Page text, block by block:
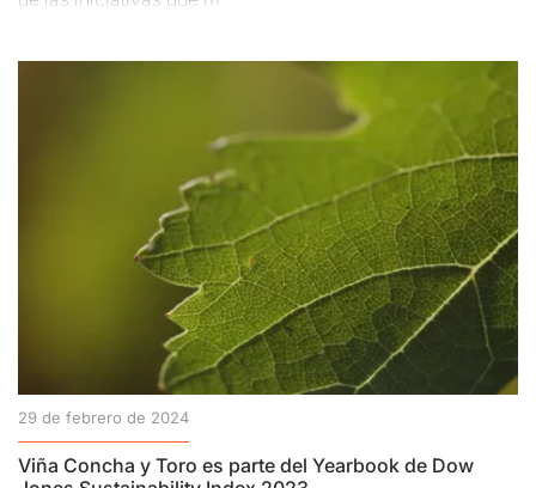
29 de febrero de 2024
Viña Concha y Toro es parte del Yearbook de Dow